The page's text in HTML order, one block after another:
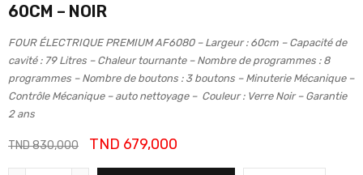
60CM – NOIR
FOUR ÉLECTRIQUE PREMIUM AF6080 – Largeur : 60cm – Capacité de
cavité : 79 Litres – Chaleur tournante – Nombre de programmes : 8
programmes – Nombre de boutons : 3 boutons – Minuterie Mécanique –
Contrôle Mécanique – auto nettoyage – Couleur : Verre Noir – Garantie
2 ans
TND830,000 TND 679,000